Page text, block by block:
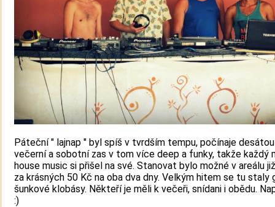
Páteční " lajnap " byl spíš v tvrdším tempu, počínaje
večerní a sobotní zas v tom více deep a funky, takže každý
house music si přišel na své. Stanovat bylo možné v areálu
za krásných 50 Kč na oba dva dny. Velkým hitem se tu staly
šunkové klobásy. Někteří je měli k večeři, snídani i obědu.
:)